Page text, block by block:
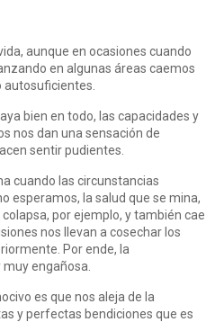
aunque en ocasiones cuando
en algunas áreas caemos
autosuficientes.
bien en todo, las capacidades y
nos dan una sensación de
sentir pudientes.
cuando las circunstancias
esperamos, la salud que se mina,
por ejemplo, y también cae
nos llevan a cosechar los
Por ende, la
engañosa.
es que nos aleja de la
y perfectas bendiciones que es